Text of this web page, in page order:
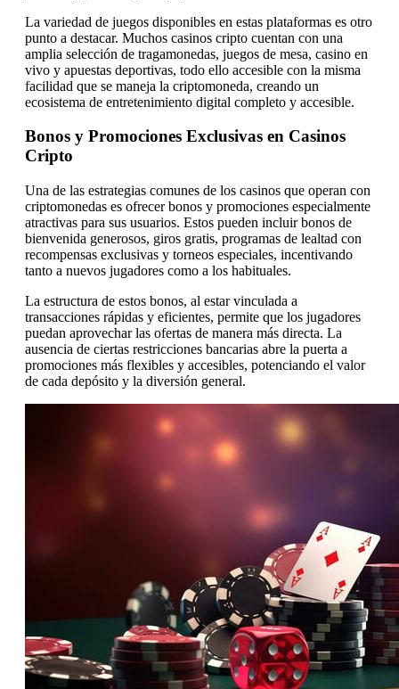
La variedad de juegos disponibles en estas plataformas es otro
punto a destacar. Muchos casinos cripto cuentan con una
amplia selección de tragamonedas, juegos de mesa, casino en
vivo y apuestas deportivas, todo ello accesible con la misma
facilidad que se maneja la criptomoneda, creando un
ecosistema de entretenimiento digital completo y accesible.
Bonos y Promociones Exclusivas en Casinos
Cripto
Una de las estrategias comunes de los casinos que operan con
criptomonedas es ofrecer bonos y promociones especialmente
atractivas para sus usuarios. Estos pueden incluir bonos de
bienvenida generosos, giros gratis, programas de lealtad con
recompensas exclusivas y torneos especiales, incentivando
tanto a nuevos jugadores como a los habituales.
La estructura de estos bonos, al estar vinculada a
transacciones rápidas y eficientes, permite que los jugadores
puedan aprovechar las ofertas de manera más directa. La
ausencia de ciertas restricciones bancarias abre la puerta a
promociones más flexibles y accesibles, potenciando el valor
de cada depósito y la diversión general.